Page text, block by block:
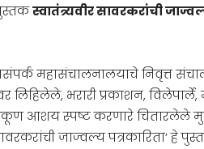
स्वातंत्र्यवीर सावरकरांची
महासंचालनालयाचे निवृत्त
लिहिलेले, भरारी प्रकाशन,
आशय स्पष्ट करणारे चितारलेले
जाज्वल्य पत्रकारिता’